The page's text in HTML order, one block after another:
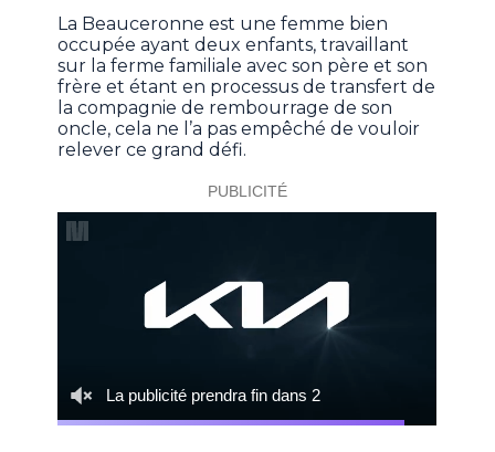
La Beauceronne est une femme bien
occupée ayant deux enfants, travaillant
sur la ferme familiale avec son père et son
frère et étant en processus de transfert de
la compagnie de rembourrage de son
oncle, cela ne l’a pas empêché de vouloir
relever ce grand défi.